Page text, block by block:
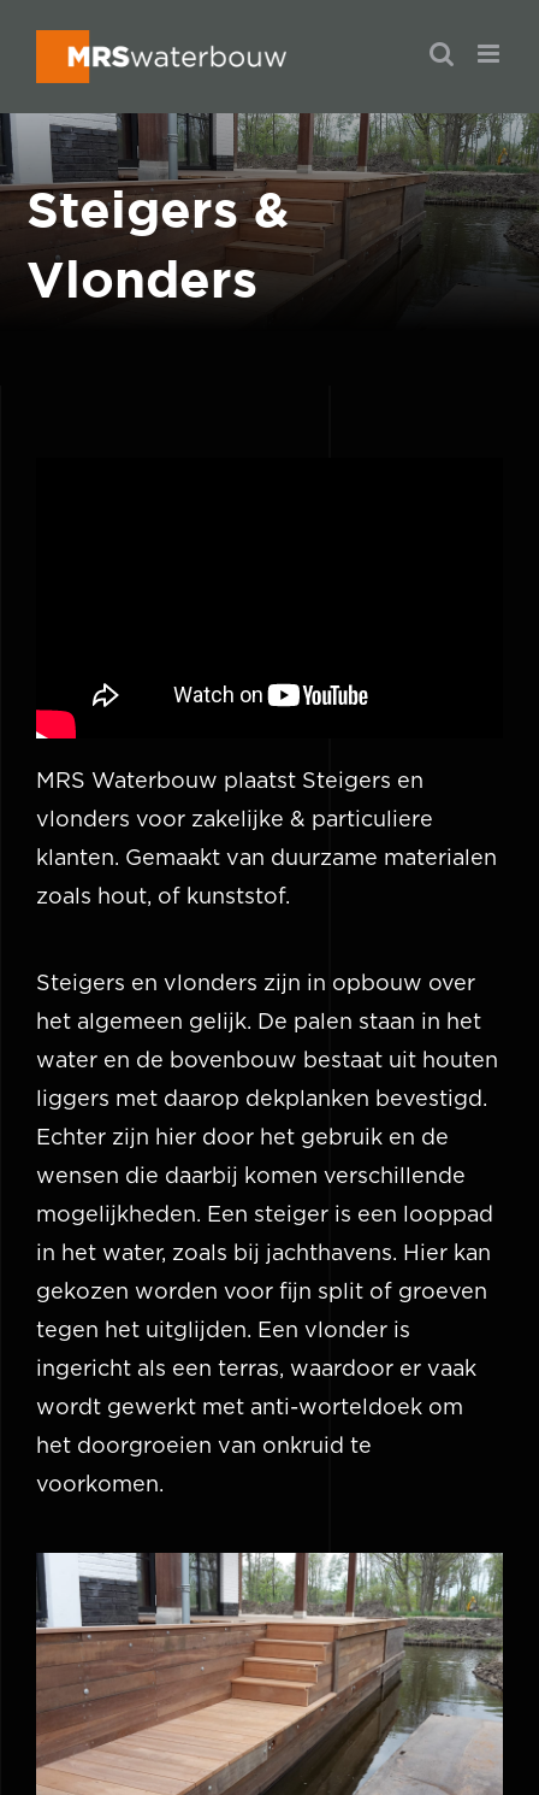
Steigers &
Vlonders
MRS Waterbouw plaatst Steigers en
vlonders voor zakelijke & particuliere
klanten. Gemaakt van duurzame materialen
zoals hout, of kunststof.
Steigers en vlonders zijn in opbouw over
het algemeen gelijk. De palen staan in het
water en de bovenbouw bestaat uit houten
liggers met daarop dekplanken bevestigd.
Echter zijn hier door het gebruik en de
wensen die daarbij komen verschillende
mogelijkheden. Een steiger is een looppad
in het water, zoals bij jachthavens. Hier kan
gekozen worden voor fijn split of groeven
tegen het uitglijden. Een vlonder is
ingericht als een terras, waardoor er vaak
wordt gewerkt met anti-worteldoek om
het doorgroeien van onkruid te
voorkomen.